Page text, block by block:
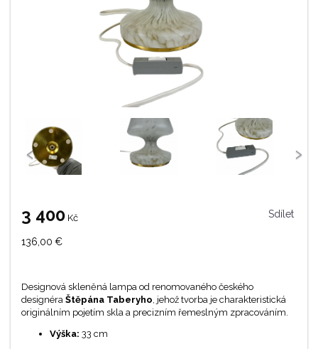
‹ ›
3 400 Kč
136,00 €
Sdílet
Designová skleněná lampa od renomovaného českého
designéra Štěpána Taberyho, jehož tvorba je charakteristická
originálním pojetím skla a precizním řemeslným zpracováním.
Výška: 33 cm